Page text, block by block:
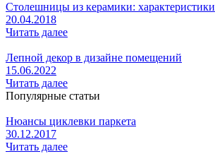
Столешницы из керамики: характеристики
20.04.2018
Читать далее
Лепной декор в дизайне помещений
15.06.2022
Читать далее
Популярные статьи
Нюансы циклевки паркета
30.12.2017
Читать далее